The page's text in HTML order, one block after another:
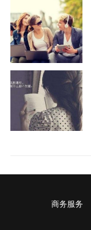
商务服务